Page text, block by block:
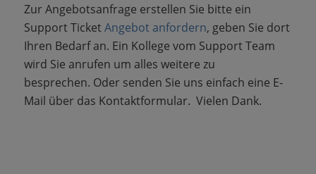
Zur Angebotsanfrage erstellen Sie bitte ein
Support TicketAngebot anfordern, geben Sie dort
Ihren Bedarf an. Ein Kollege vom Support Team
wird Sie anrufen um alles weitere zu
besprechen. Oder senden Sie uns einfach eine E-
Mail über das Kontaktformular. Vielen Dank.